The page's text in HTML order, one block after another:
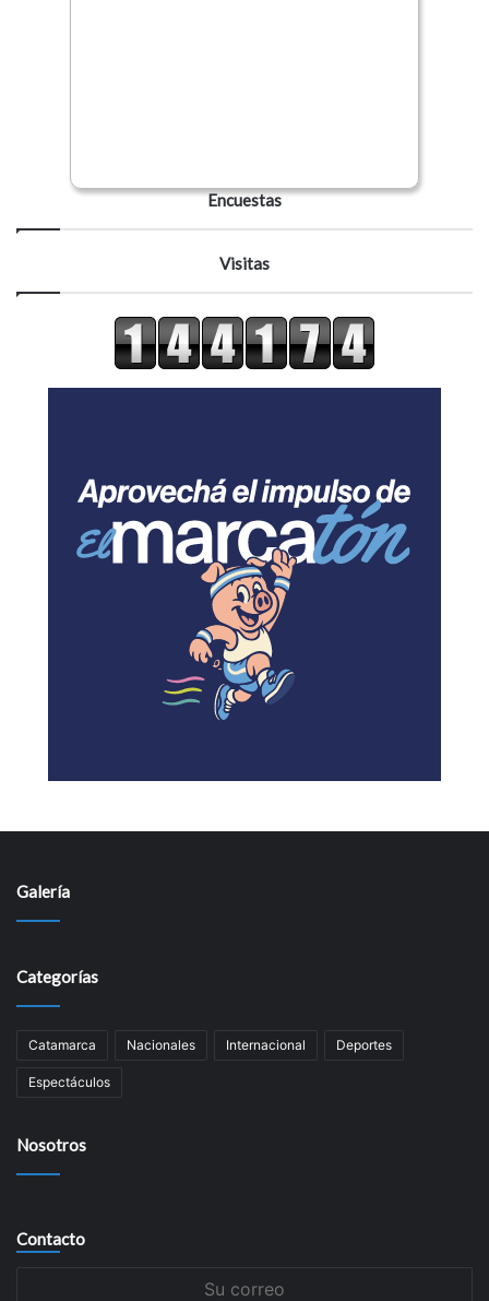
Encuestas
Visitas
Galería
Categorías
Catamarca Nacionales Internacional Deportes
Espectáculos
Nosotros
Contacto